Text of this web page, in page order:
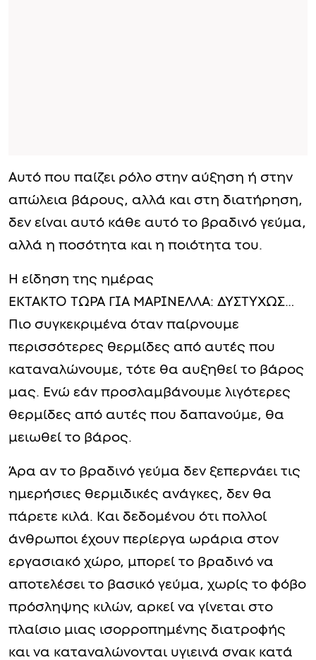
Αυτό που παίζει ρόλο στην αύξηση ή στην
απώλεια βάρους, αλλά και στη διατήρηση,
δεν είναι αυτό κάθε αυτό το βραδινό γεύμα,
αλλά η ποσότητα και η ποιότητα του.
Η είδηση της ημέρας
ΕΚΤΑΚΤΟ ΤΩΡΑ ΓΙΑ ΜΑΡΙΝΕΛΛΑ: ΔΥΣΤΥΧΩΣ…
Πιο συγκεκριμένα όταν παίρνουμε
περισσότερες θερμίδες από αυτές που
καταναλώνουμε, τότε θα αυξηθεί το βάρος
μας. Ενώ εάν προσλαμβάνουμε λιγότερες
θερμίδες από αυτές που δαπανούμε, θα
μειωθεί το βάρος.
Άρα αν το βραδινό γεύμα δεν ξεπερνάει τις
ημερήσιες θερμιδικές ανάγκες, δεν θα
πάρετε κιλά. Και δεδομένου ότι πολλοί
άνθρωποι έχουν περίεργα ωράρια στον
εργασιακό χώρο, μπορεί το βραδινό να
αποτελέσει το βασικό γεύμα, χωρίς το φόβο
πρόσληψης κιλών, αρκεί να γίνεται στο
πλαίσιο μιας ισορροπημένης διατροφής
και να καταναλώνονται υγιεινά σνακ κατά